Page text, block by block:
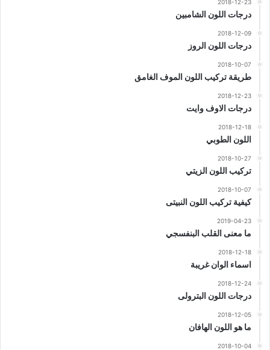
2018-12-23
درجات اللون الشامبين
2018-12-09
درجات اللون الروز
2018-10-07
طريقة تركيب اللون الموف الغامق
2018-12-23
درجات الاوف وايت
2018-12-18
اللون الطوبي
2018-10-27
تركيب اللون الزيتي
2018-10-07
كيفية تركيب اللون النبيتى
2019-04-23
ما معنى القلب البنفسجي
2018-12-18
اسماء الوان غريبة
2018-12-24
درجات اللون البترولى
2018-12-05
ما هو اللون الهافان
2018-10-04